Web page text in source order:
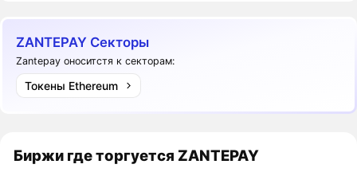
ZANTEPAY Секторы
Zantepay оноситстя к секторам:
Токены Ethereum
Биржи где торгуется ZANTEPAY